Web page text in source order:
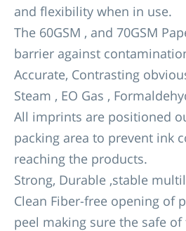
and flexibility when in use.
The 60GSM , and 70GSM
barrier against
Accurate, Contrasting
Steam , EO Gas ,
All imprints are positioned
packing area to prevent ink
reaching the products.
Strong, Durable ,stable
Clean Fiber-free opening of
peel making sure the safe